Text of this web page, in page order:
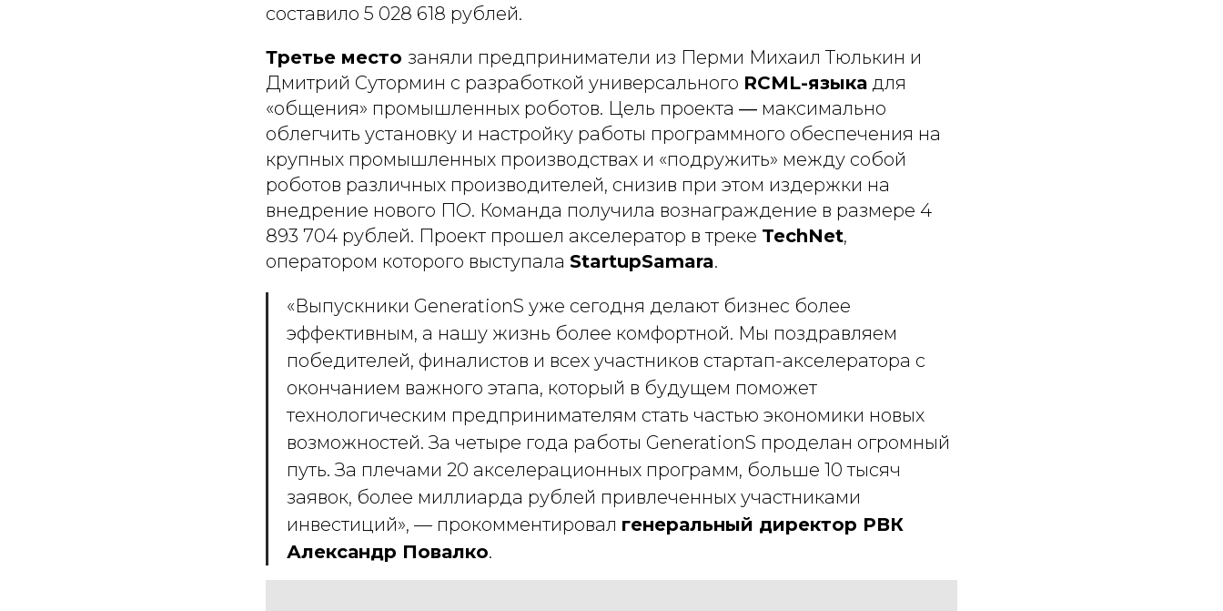
составило 5 028 618 рублей.
Третье место заняли предприниматели из Перми Михаил Тюлькин и
Дмитрий Сутормин с разработкой универсального RCML-языка для
«общения» промышленных роботов. Цель проекта ― максимально
облегчить установку и настройку работы программного обеспечения на
крупных промышленных производствах и «подружить» между собой
роботов различных производителей, снизив при этом издержки на
внедрение нового ПО. Команда получила вознаграждение в размере 4
893 704 рублей. Проект прошел акселератор в треке TechNet,
оператором которого выступала StartupSamara.
«Выпускники GenerationS уже сегодня делают бизнес более
эффективным, а нашу жизнь более комфортной. Мы поздравляем
победителей, финалистов и всех участников стартап-акселератора с
окончанием важного этапа, который в будущем поможет
технологическим предпринимателям стать частью экономики новых
возможностей. За четыре года работы GenerationS проделан огромный
путь. За плечами 20 акселерационных программ, больше 10 тысяч
заявок, более миллиарда рублей привлеченных участниками
инвестиций», — прокомментировал генеральный директор РВК
Александр Повалко.